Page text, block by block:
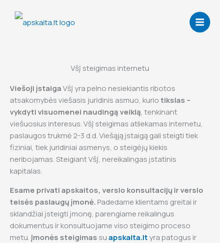
content
VšĮ steigimas internetu
Viešoji įstaigaVšĮ yra pelno nesiekiantis ribotos
atsakomybės viešasis juridinis asmuo, kuriotikslas –
vykdyti visuomenei naudingą veiklą, tenkinant
viešuosius interesus. VšĮ steigimas atliekamas internetu,
paslaugos trukmė 2-3 d.d. Viešąją įstaigą gali steigti tiek
fiziniai, tiek juridiniai asmenys, o steigėjų kiekis
neribojamas. Steigiant VšĮ, nereikalingas įstatinis
kapitalas.
Esame privati apskaitos, verslo konsultacijų ir verslo
teisės paslaugų įmonė. Padedame klientams greitai ir
sklandžiai įsteigti įmonę, parengiame reikalingus
dokumentus ir konsultuojame viso steigimo proceso
metu. Įmonės steigimas suapskaita.ltyra patogus ir